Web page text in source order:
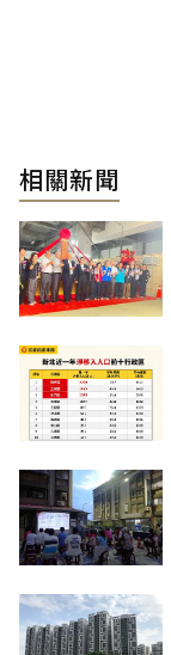
相關新聞